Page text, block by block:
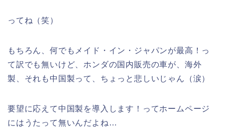
ってね（笑）
もちろん、何でもメイド・イン・ジャパンが最高！っ
て訳でも無いけど、ホンダの国内販売の車が、海外
製、それも中国製って、ちょっと悲しいじゃん（涙）
要望に応えて中国製を導入します！ってホームページ
にはうたって無いんだよね…